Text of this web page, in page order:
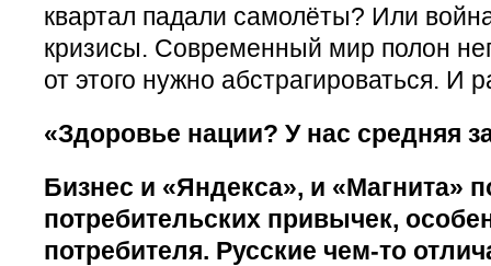
квартал падали самолёты? Или
кризисы. Современный мир полон
от этого нужно абстрагироваться. И
«Здоровье нации? У нас средняя
Бизнес и «Яндекса», и «Магнита»
потребительских привычек,
потребителя. Русские чем-то